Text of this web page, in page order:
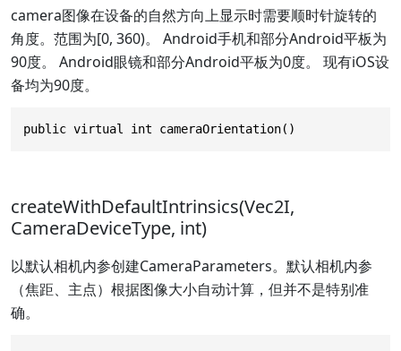
camera图像在设备的自然方向上显示时需要顺时针旋转的
角度。范围为[0, 360)。 Android手机和部分Android平板为
90度。 Android眼镜和部分Android平板为0度。 现有iOS设
备均为90度。
public virtual int cameraOrientation()
createWithDefaultIntrinsics(Vec2I,
CameraDeviceType, int)
以默认相机内参创建CameraParameters。默认相机内参
（焦距、主点）根据图像大小自动计算，但并不是特别准
确。